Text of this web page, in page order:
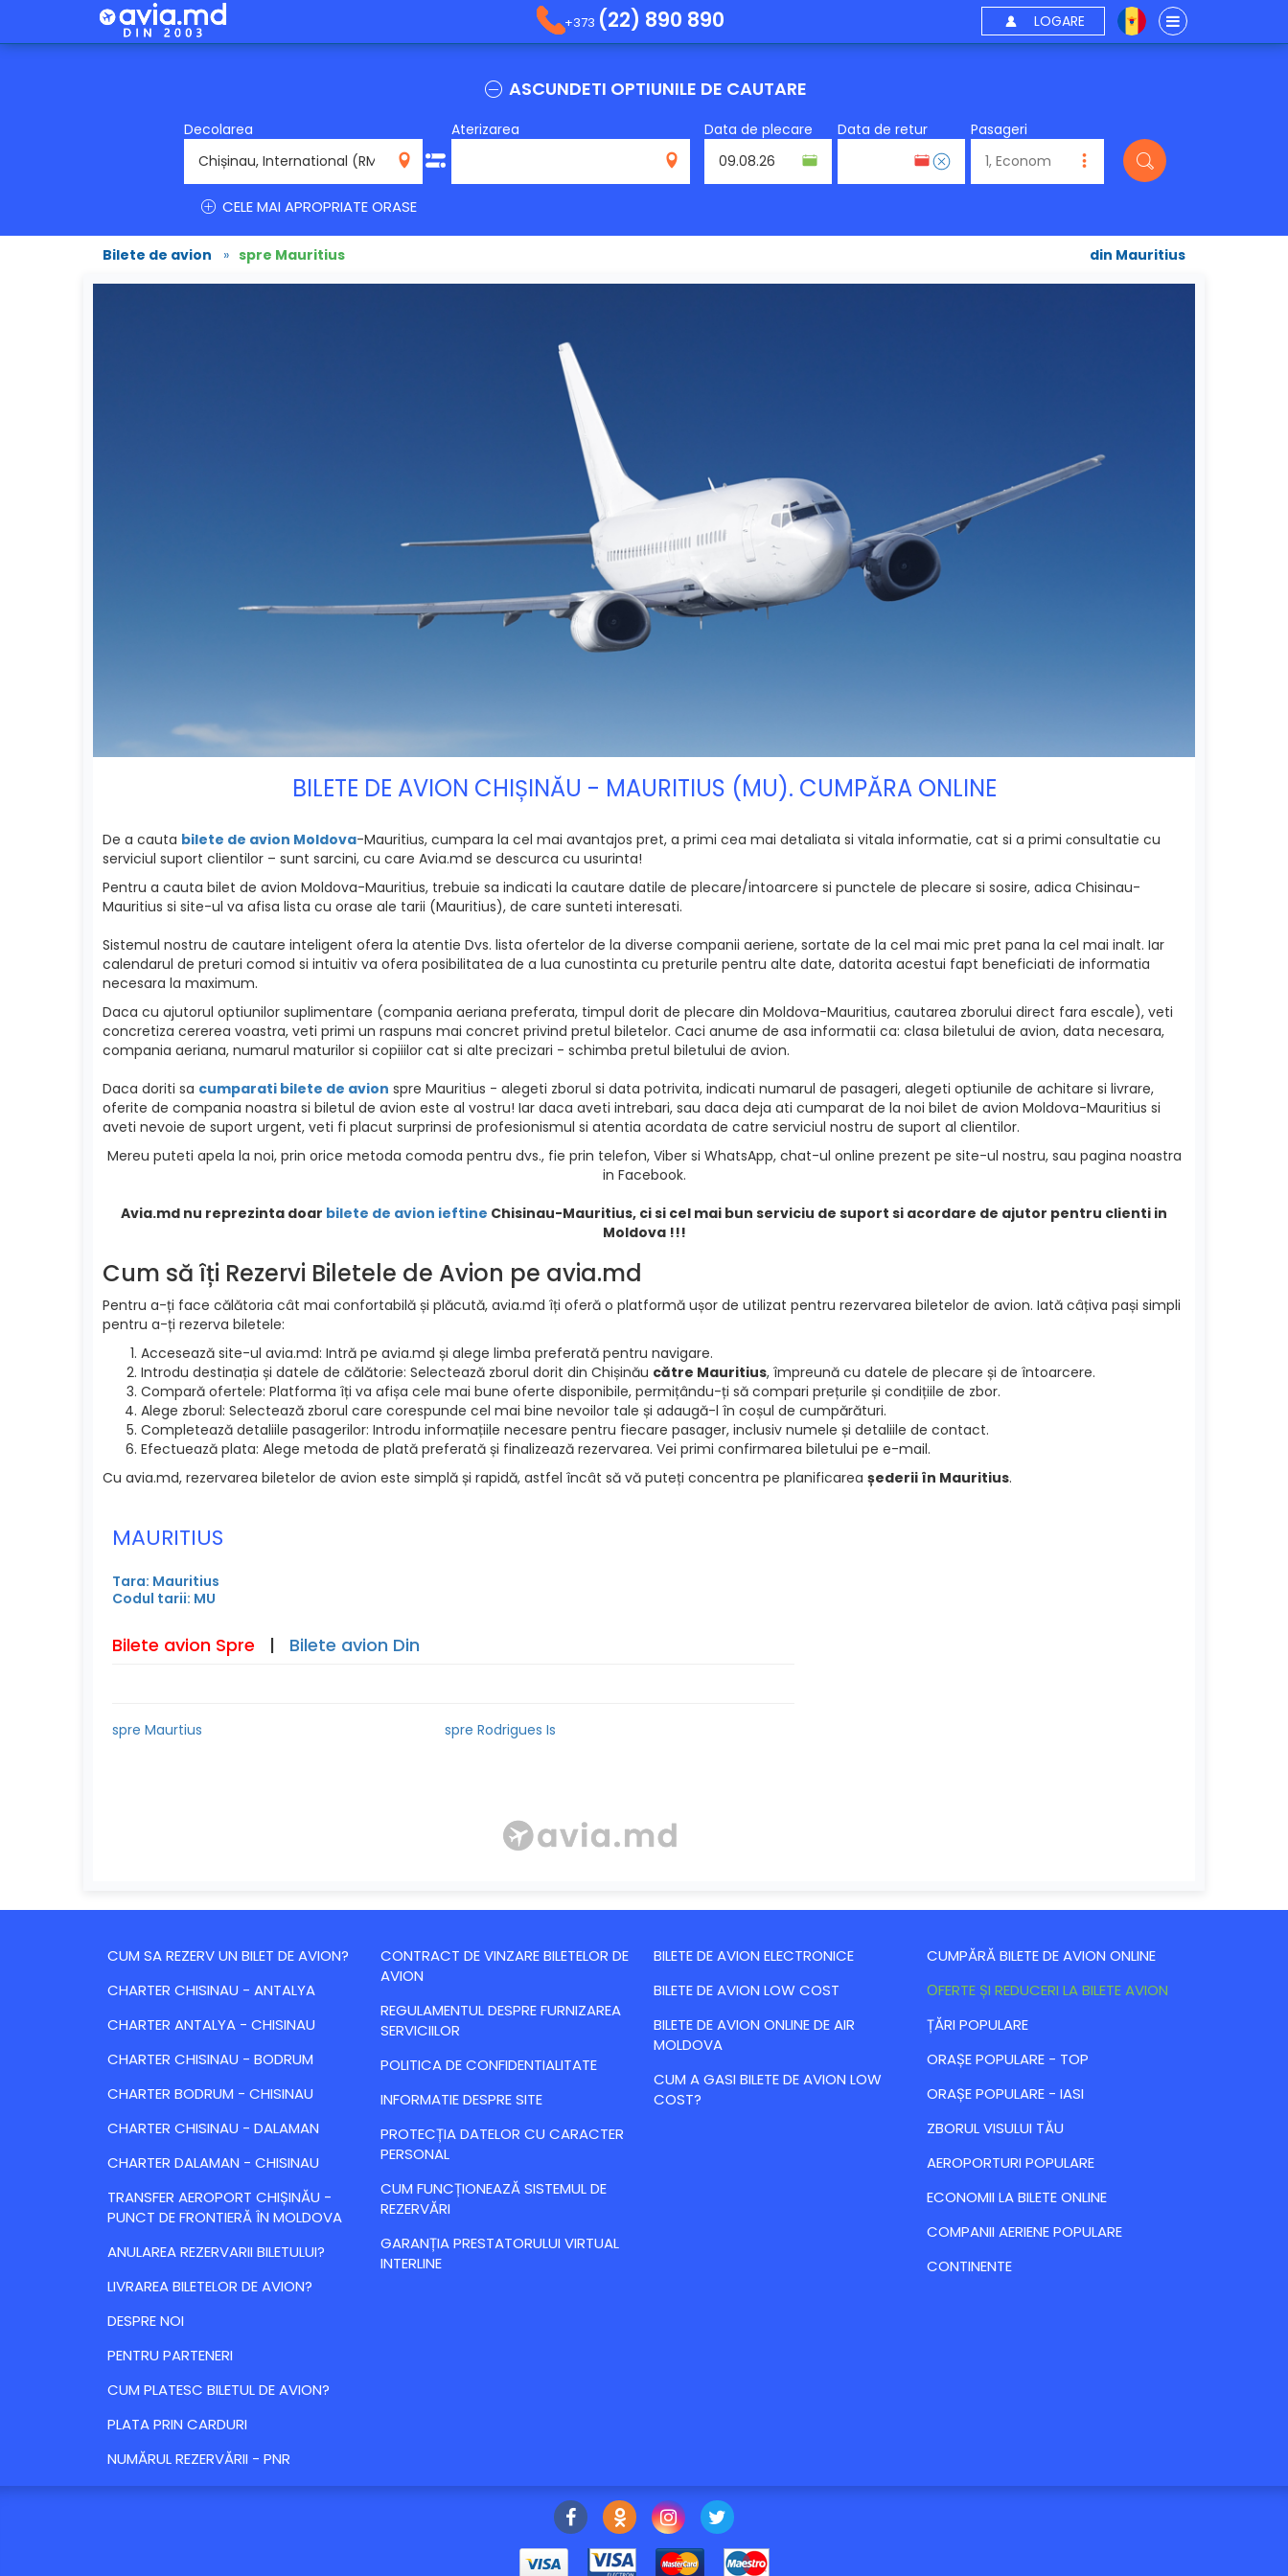
+373 (22) 890 890 LOGARE
ASCUNDETI OPTIUNILE DE CAUTARE
Decolarea
RMO
Aterizarea Data de plecare Data de retur Pasageri
CELE MAI APROPRIATE ORASE
Bilete de avion » spre Mauritius din Mauritius
BILETE DE AVION CHIȘINĂU - MAURITIUS (MU). CUMPĂRA ONLINE
De a cauta bilete de avion Moldova-Mauritius, cumpara la cel mai avantajos pret, a primi cea mai detaliata si vitala informatie, cat si a primi сonsultatie cu
serviciul suport clientilor – sunt sarcini, cu care Avia.md se descurca cu usurinta!
Pentru a cauta bilet de avion Moldova-Mauritius, trebuie sa indicati la cautare datile de plecare/intoarcere si punctele de plecare si sosire, adica Chisinau-
Mauritius si site-ul va afisa lista cu orase ale tarii (Mauritius), de care sunteti interesati.
Sistemul nostru de cautare inteligent ofera la atentie Dvs. lista ofertelor de la diverse companii aeriene, sortate de la cel mai mic pret pana la cel mai inalt. Iar
calendarul de preturi comod si intuitiv va ofera posibilitatea de a lua cunostinta cu preturile pentru alte date, datorita acestui fapt beneficiati de informatia
necesara la maximum.
Daca cu ajutorul optiunilor suplimentare (compania aeriana preferata, timpul dorit de plecare din Moldova-Mauritius, cautarea zborului direct fara escale), veti
concretiza cererea voastra, veti primi un raspuns mai concret privind pretul biletelor. Caci anume de asa informatii ca: clasa biletului de avion, data necesara,
compania aeriana, numarul maturilor si copiiilor cat si alte precizari - schimba pretul biletului de avion.
Daca doriti sa cumparati bilete de avion spre Mauritius - alegeti zborul si data potrivita, indicati numarul de pasageri, alegeti optiunile de achitare si livrare,
oferite de compania noastra si biletul de avion este al vostru! Iar daca aveti intrebari, sau daca deja ati cumparat de la noi bilet de avion Moldova-Mauritius si
aveti nevoie de suport urgent, veti fi placut surprinsi de profesionismul si atentia acordata de catre serviciul nostru de suport al clientilor.
Mereu puteti apela la noi, prin orice metoda comoda pentru dvs., fie prin telefon, Viber si WhatsApp, chat-ul online prezent pe site-ul nostru, sau pagina noastra
in Facebook.
Avia.md nu reprezinta doar bilete de avion ieftine Chisinau-Mauritius, ci si cel mai bun serviciu de suport si acordare de ajutor pentru clienti in
Moldova !!!
Cum să îți Rezervi Biletele de Avion pe avia.md
Pentru a-ți face călătoria cât mai confortabilă și plăcută, avia.md îți oferă o platformă ușor de utilizat pentru rezervarea biletelor de avion. Iată câțiva pași simpli
pentru a-ți rezerva biletele:
Accesează site-ul avia.md: Intră pe avia.md și alege limba preferată pentru navigare.
Introdu destinația și datele de călătorie: Selectează zborul dorit din Chișinău către Mauritius, împreună cu datele de plecare și de întoarcere.
Compară ofertele: Platforma îți va afișa cele mai bune oferte disponibile, permițându-ți să compari prețurile și condițiile de zbor.
Alege zborul: Selectează zborul care corespunde cel mai bine nevoilor tale și adaugă-l în coșul de cumpărături.
Completează detaliile pasagerilor: Introdu informațiile necesare pentru fiecare pasager, inclusiv numele și detaliile de contact.
Efectuează plata: Alege metoda de plată preferată și finalizează rezervarea. Vei primi confirmarea biletului pe e-mail.
Cu avia.md, rezervarea biletelor de avion este simplă și rapidă, astfel încât să vă puteți concentra pe planificarea șederii în Mauritius.
MAURITIUS
Tara: Mauritius
Codul tarii: MU
Bilete avion Spre | Bilete avion Din
spre Maurtius spre Rodrigues Is
CUM SA REZERV UN BILET DE AVION?
CHARTER CHISINAU - ANTALYA
CHARTER ANTALYA - CHISINAU
CHARTER CHISINAU - BODRUM
CHARTER BODRUM - CHISINAU
CHARTER CHISINAU - DALAMAN
CHARTER DALAMAN - CHISINAU
TRANSFER AEROPORT CHIȘINĂU -
PUNCT DE FRONTIERĂ ÎN MOLDOVA
ANULAREA REZERVARII BILETULUI?
LIVRAREA BILETELOR DE AVION?
DESPRE NOI
PENTRU PARTENERI
CUM PLATESC BILETUL DE AVION?
PLATA PRIN CARDURI
NUMĂRUL REZERVĂRII - PNR
CONTRACT DE VINZARE BILETELOR DE
AVION
REGULAMENTUL DESPRE FURNIZAREA
SERVICIILOR
POLITICA DE CONFIDENTIALITATE
INFORMATIE DESPRE SITE
PROTECȚIA DATELOR CU CARACTER
PERSONAL
CUM FUNCȚIONEAZĂ SISTEMUL DE
REZERVĂRI
GARANȚIA PRESTATORULUI VIRTUAL
INTERLINE
BILETE DE AVION ELECTRONICE
BILETE DE AVION LOW COST
BILETE DE AVION ONLINE DE AIR
MOLDOVA
CUM A GASI BILETE DE AVION LOW
COST?
CUMPĂRĂ BILETE DE AVION ONLINE
ОFERTE ȘI REDUCERI LA BILETE AVION
ȚĂRI POPULARE
ORAȘE POPULARE - TOP
ORAȘE POPULARE - IASI
ZBORUL VISULUI TĂU
AEROPORTURI POPULARE
ECONOMII LA BILETE ONLINE
COMPANII AERIENE POPULARE
CONTINENTE